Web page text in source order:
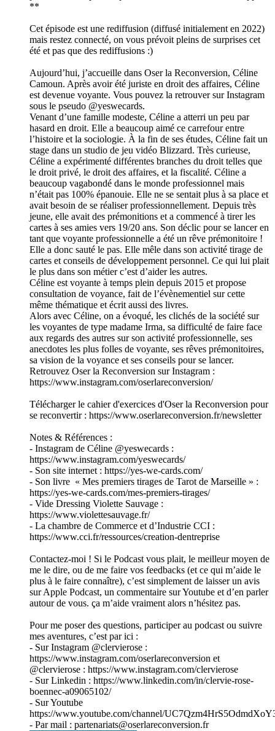
**
Cet épisode est une rediffusion (diffusé initialement en 2022)
mais restez connecté, on vous prévoit pleins de surprises cet
été et pas que des rediffusions :)
Aujourd’hui, j’accueille dans Oser la Reconversion, Céline
Camoun. Après avoir été juriste en droit des affaires, Céline
est devenue voyante. Vous pouvez la retrouver sur Instagram
sous le pseudo @yeswecards.
Venant d’une famille modeste, Céline a atterri un peu par
hasard en droit. Elle a beaucoup aimé ce carrefour entre
l’histoire et la sociologie. À la fin de ses études, Céline fait un
stage dans un studio de jeu vidéo Blizzard. Très curieuse,
Céline a expérimenté différentes branches du droit telles que
le droit privé, le droit des affaires, et la fiscalité. Céline a
beaucoup vagabondé dans le monde professionnel mais
n’était pas 100% épanouie. Elle ne se sentait plus à sa place et
avait besoin de se réaliser professionnellement. Depuis très
jeune, elle avait des prémonitions et a commencé à tirer les
cartes à ses amies vers 19/20 ans. Son déclic pour se lancer en
tant que voyante professionnelle a été un rêve prémonitoire !
Elle a donc sauté le pas. Elle mêle dans son activité tirage de
cartes et conseils de développement personnel. Ce qui lui plait
le plus dans son métier c’est d’aider les autres.
Céline est voyante à temps plein depuis 2015 et propose
consultation de voyance, fait de l’évènementiel sur cette
même thématique et écrit aussi des livres.
Alors avec Céline, on a évoqué, les clichés de la société sur
les voyantes de type madame Irma, sa difficulté de faire face
aux regards des autres sur son activité professionnelle, ses
anecdotes les plus folles de voyante, ses rêves prémonitoires,
sa vision de la voyance et ses conseils pour se lancer.
Retrouvez Oser la Reconversion sur Instagram :
https://www.instagram.com/oserlareconversion/
Télécharger le cahier d'exercices d'Oser la Reconversion pour
se reconvertir : https://www.oserlareconversion.fr/newsletter
Notes & Références :
- Instagram de Céline @yeswecards :
https://www.instagram.com/yeswecards/
- Son site internet : https://yes-we-cards.com/
- Son livre « Mes premiers tirages de Tarot de Marseille » :
https://yes-we-cards.com/mes-premiers-tirages/
- Vide Dressing Violette Sauvage :
https://www.violettesauvage.fr/
- La chambre de Commerce et d’Industrie CCI :
https://www.cci.fr/ressources/creation-dentreprise
Contactez-moi ! Si le Podcast vous plait, le meilleur moyen de
me le dire, ou de me faire vos feedbacks (et ce qui m’aide le
plus à le faire connaître), c’est simplement de laisser un avis
sur Apple Podcast, un commentaire sur Youtube et d’en parler
autour de vous. ça m’aide vraiment alors n’hésitez pas.
Pour me poser des questions, participer au podcast ou suivre
mes aventures, c’est par ici :
- Sur Instagram @clervierose :
https://www.instagram.com/oserlareconversion et
@clervierose : https://www.instagram.com/clervierose
- Sur Linkedin : https://www.linkedin.com/in/clervie-rose-
boennec-a09065102/
- Sur Youtube
https://www.youtube.com/channel/
- Par mail : partenariats@oserlareconversion.fr